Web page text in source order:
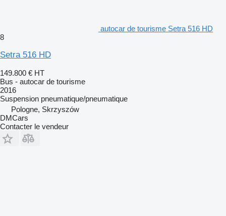
autocar de tourisme Setra 516 HD
8
Setra 516 HD
149.800 € HT
Bus - autocar de tourisme
2016
Suspension pneumatique/pneumatique
Pologne, Skrzyszów
DMCars
Contacter le vendeur